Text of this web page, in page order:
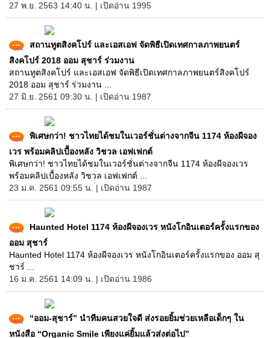
27 พ.ย. 2563 14:40 น. | เปิดอ่าน 1995
สถานทูตสิงคโปร์ และเอสเอฟ จัดพิธีเปิดเทศกาลภาพยนตร์
สิงคโปร์ 2018 ออม สุชาร์ ร่วมงาน
สถานทูตสิงคโปร์ และเอสเอฟ จัดพิธีเปิดเทศกาลภาพยนตร์สิงคโปร์
2018 ออม สุชาร์ ร่วมงาน ...
27 มิ.ย. 2561 09:30 น. | เปิดอ่าน 1987
พิเศษกว่า! ชาวไทยได้ชมในเวอร์ชั่นต่างจากจีน 1174 ห้องผีจอง
เวร พร้อมคลิปเบื้องหลัง วิชวล เอฟเฟกต์
พิเศษกว่า! ชาวไทยได้ชมในเวอร์ชั่นต่างจากจีน 1174 ห้องผีจองเวร
พร้อมคลิปเบื้องหลัง วิชวล เอฟเฟกต์ ...
23 ม.ค. 2561 09:55 น. | เปิดอ่าน 1987
Haunted Hotel 1174 ห้องผีจองเวร หนังโกอินเตอร์ครั้งแรกของ
ออม สุชาร์
Haunted Hotel 1174 ห้องผีจองเวร หนังโกอินเตอร์ครั้งแรกของ ออม สุ
ชาร์ ...
16 ม.ค. 2561 14:09 น. | เปิดอ่าน 1986
“ออม-สุชาร์” นำทีมคนสวยใจดี ส่งรอยยิ้มช่วยเหลือเด็กๆ ใน
หนังสือ “Organic Smile เพียงแค่ยิ้มแล้วส่งต่อไป”